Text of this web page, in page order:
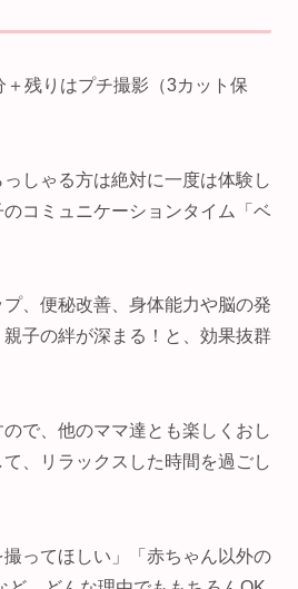
＋残りはプチ撮影（3カット保
しゃる方は絶対に一度は体験し
コミュニケーションタイム「ベ
、便秘改善、身体能力や脳の発
子の絆が深まる！と、効果抜群
で、他のママ達とも楽しくおし
、リラックスした時間を過ごし
撮ってほしい」「赤ちゃん以外の